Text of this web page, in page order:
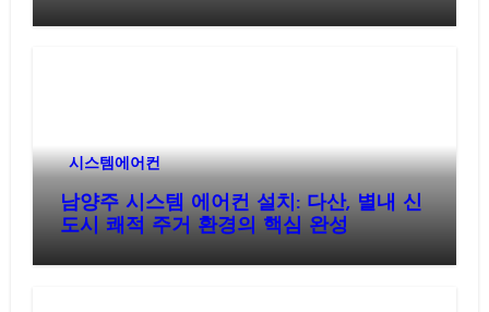
시스템에어컨
남양주 시스템 에어컨 설치: 다산, 별내 신
도시 쾌적 주거 환경의 핵심 완성